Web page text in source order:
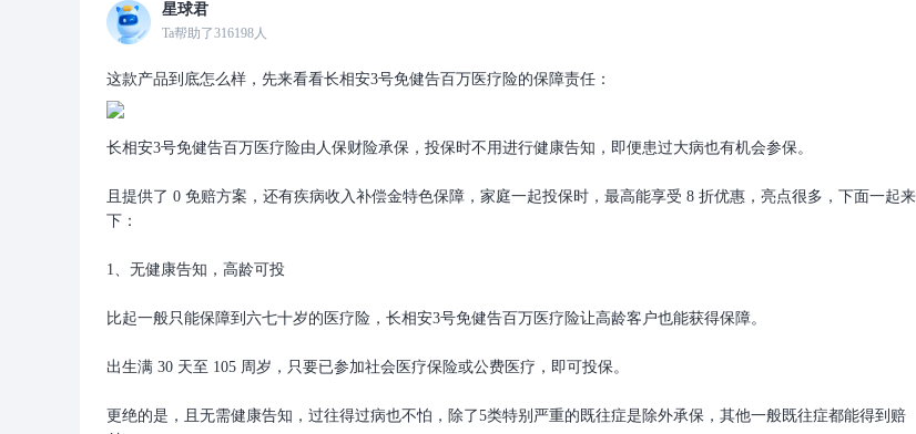
星球君
Ta帮助了316198人
这款产品到底怎么样，先来看看长相安3号免健告百万医疗险的保障责任：
长相安3号免健告百万医疗险由人保财险承保，投保时不用进行健康告知，即便患过大病也有机会参保。
且提供了 0 免赔方案，还有疾病收入补偿金特色保障，家庭一起投保时，最高能享受 8 折优惠，亮点很多，下面一起
下：
1、无健康告知，高龄可投
比起一般只能保障到六七十岁的医疗险，长相安3号免健告百万医疗险让高龄客户也能获得保障。
出生满 30 天至 105 周岁，只要已参加社会医疗保险或公费医疗，即可投保。
更绝的是，且无需健康告知，过往得过病也不怕，除了5类特别严重的既往症是除外承保，其他一般既往症都能得到赔